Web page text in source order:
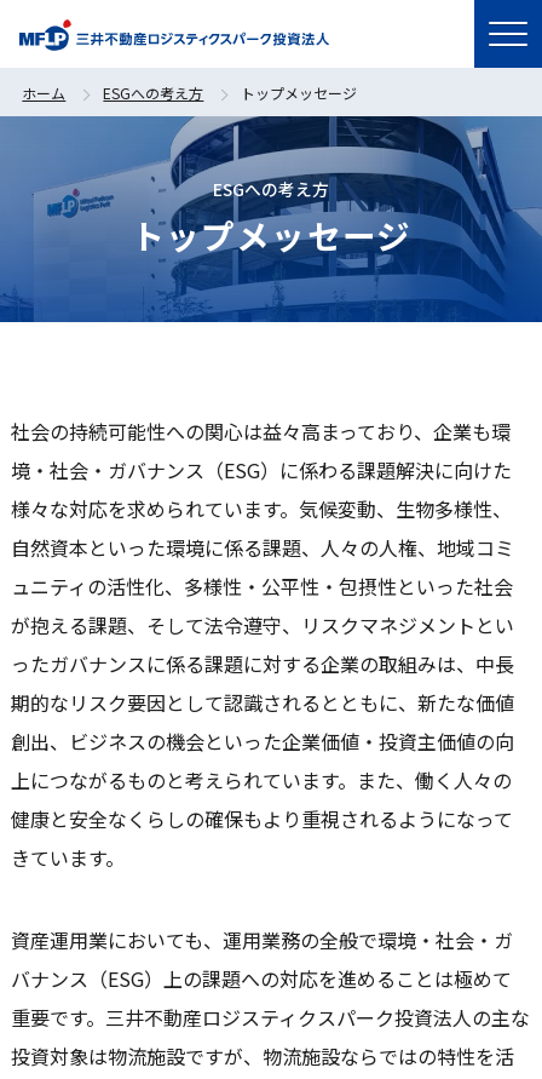
ホーム ESGへの考え方 トップメッセージ
ESGへの考え方
トップメッセージ
社会の持続可能性への関心は益々高まっており、企業も環
境・社会・ガバナンス（ESG）に係わる課題解決に向けた
様々な対応を求められています。気候変動、生物多様性、
自然資本といった環境に係る課題、人々の人権、地域コミ
ュニティの活性化、多様性・公平性・包摂性といった社会
が抱える課題、そして法令遵守、リスクマネジメントとい
ったガバナンスに係る課題に対する企業の取組みは、中長
期的なリスク要因として認識されるとともに、新たな価値
創出、ビジネスの機会といった企業価値・投資主価値の向
上につながるものと考えられています。また、働く人々の
健康と安全なくらしの確保もより重視されるようになって
きています。
資産運用業においても、運用業務の全般で環境・社会・ガ
バナンス（ESG）上の課題への対応を進めることは極めて
重要です。三井不動産ロジスティクスパーク投資法人の主な
投資対象は物流施設ですが、物流施設ならではの特性を活